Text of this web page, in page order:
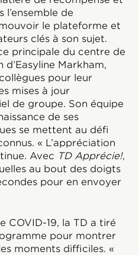
l’ensemble de
le plateforme et
clés à son sujet.
principale du centre de
Markham,
pour leur
mises à jour
de groupe. Son équipe
de ses
se mettent au défi
« L’appréciation
Avec TD Apprécie!,
au bout des doigts
pour en envoyer
COVID-19, la TD a tiré
pour montrer
moments difficiles. «